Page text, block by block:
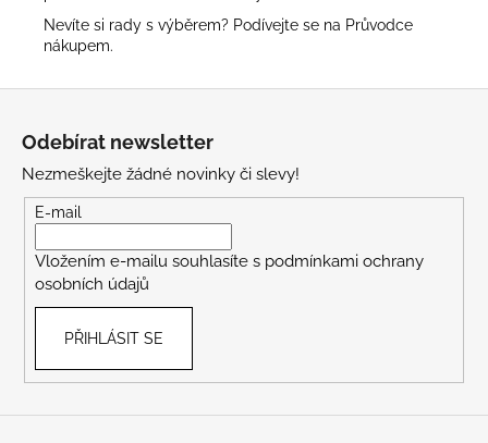
Nevíte si rady s výběrem? Podívejte se na Průvodce
nákupem.
Odebírat newsletter
Nezmeškejte žádné novinky či slevy!
E-mail
Vložením e-mailu souhlasíte s podmínkami ochrany
osobních údajů
PŘIHLÁSIT SE